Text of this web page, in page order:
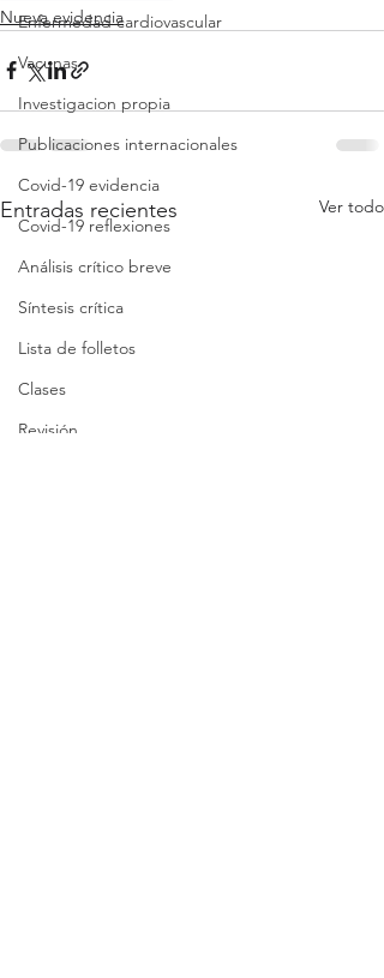
Enfermedad cardiovascular
Vacunas
Investigacion propia
Publicaciones internacionales
Covid-19 evidencia
Covid-19 reflexiones
Análisis crítico breve
Síntesis crítica
Lista de folletos
Clases
Revisión
Nueva evidencia
Entradas recientes Ver todo